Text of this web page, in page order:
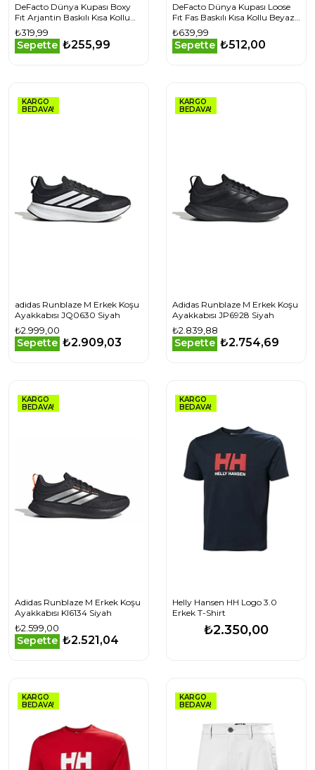
DeFacto Dünya Kupası Boxy
Fıt Arjantin Baskılı Kısa Kollu
Beyaz Tişört
₺319,99
Sepette ₺255,99
DeFacto Dünya Kupası Loose
Fıt Fas Baskılı Kısa Kollu Beyaz
Tişört
₺639,99
Sepette ₺512,00
KARGO
BEDAVA!
adidas Runblaze M Erkek Koşu
Ayakkabısı JQ0630 Siyah
₺2.999,00
Sepette ₺2.909,03
KARGO
BEDAVA!
Adidas Runblaze M Erkek Koşu
Ayakkabısı JP6928 Siyah
₺2.839,88
Sepette ₺2.754,69
KARGO
BEDAVA!
Adidas Runblaze M Erkek Koşu
Ayakkabısı KI6134 Siyah
₺2.599,00
Sepette ₺2.521,04
KARGO
BEDAVA!
Helly Hansen HH Logo 3.0
Erkek T-Shirt
₺2.350,00
KARGO
BEDAVA!
KARGO
BEDAVA!